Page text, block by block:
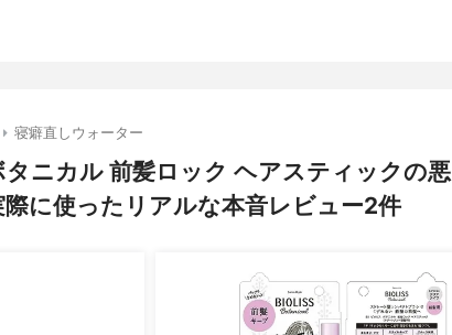
寝癖直しウォーター
ニカル 前髪ロック ヘアスティックの悪
に使ったリアルな本音レビュー2件